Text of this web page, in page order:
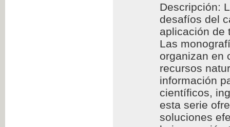
Descripción:
desafíos del
aplicación de
Las
organizan en
recursos
información
científicos,
esta serie
soluciones